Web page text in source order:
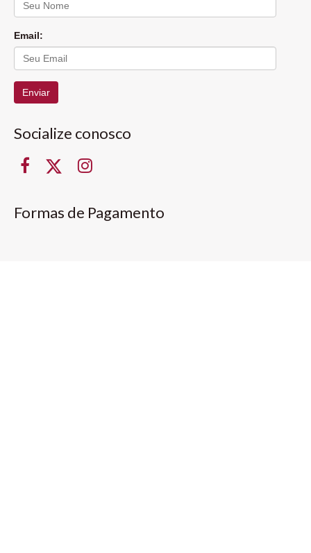
Email:
Enviar
Socialize conosco
Formas de Pagamento